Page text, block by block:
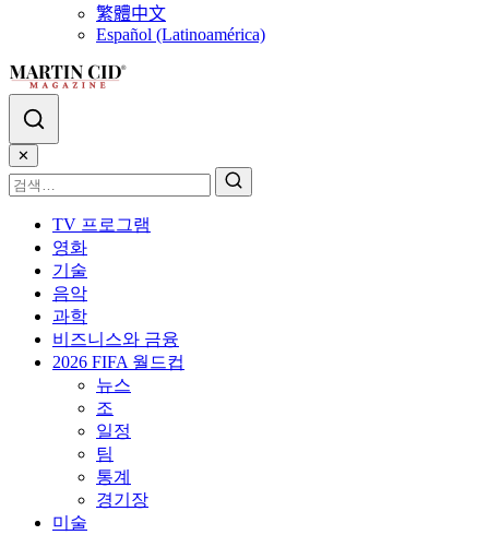
繁體中文
Español (Latinoamérica)
✕
TV 프로그램
영화
기술
음악
과학
비즈니스와 금융
2026 FIFA 월드컵
뉴스
조
일정
팀
통계
경기장
미술